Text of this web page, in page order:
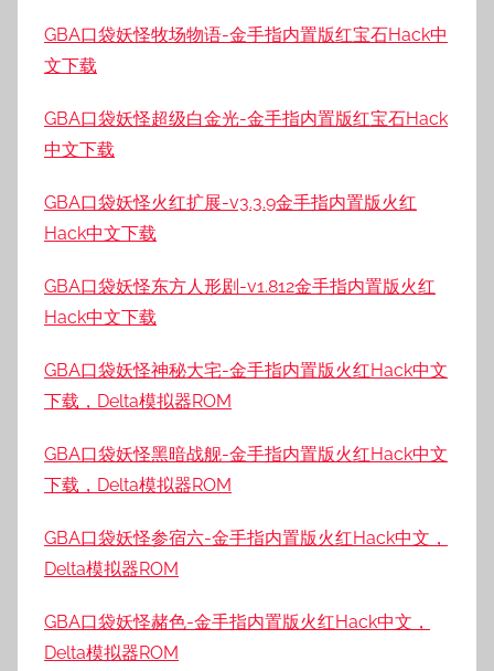
GBA口袋妖怪牧场物语-金手指内置版红宝石Hack中
文下载
GBA口袋妖怪超级白金光-金手指内置版红宝石Hack
中文下载
GBA口袋妖怪火红扩展-v3.3.9金手指内置版火红
Hack中文下载
GBA口袋妖怪东方人形剧-v1.812金手指内置版火红
Hack中文下载
GBA口袋妖怪神秘大宅-金手指内置版火红Hack中文
下载，Delta模拟器ROM
GBA口袋妖怪黑暗战舰-金手指内置版火红Hack中文
下载，Delta模拟器ROM
GBA口袋妖怪参宿六-金手指内置版火红Hack中文，
Delta模拟器ROM
GBA口袋妖怪赭色-金手指内置版火红Hack中文，
Delta模拟器ROM